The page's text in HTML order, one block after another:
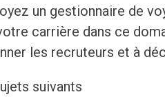
un gestionnaire de
carrière dans ce
les recruteurs et à
suivants